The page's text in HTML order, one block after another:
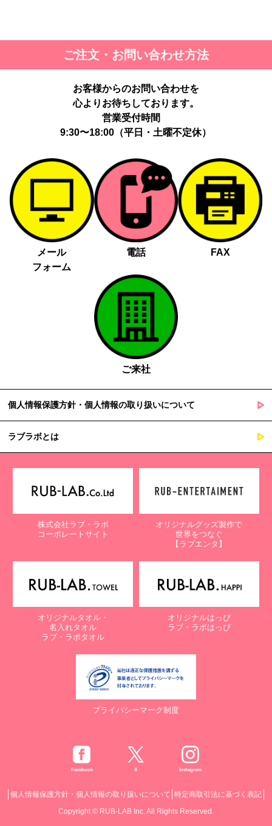
ご注文・お問い合わせ方法
お客様からのお問い合わせを
心よりお待ちしております。
営業受付時間
9:30〜18:00（平日・土曜不定休）
メール
フォーム
電話 FAX
ご来社
個人情報保護方針・個人情報の取り扱いについて
ラブラボとは
株式会社ラブ・ラボ
コーポレートサイト
オリジナルグッズ製作で
世界をつなぐ
【ラブエンタ】
オリジナルタオル・
名入れタオル
ラブ・ラボタオル
オリジナルはっぴ
ラブ・ラボはっぴ
プライバシーマーク制度
Facebook X Instagram
個人情報保護方針・個人情報の取り扱いについて 特定商取引法に基づく表記
Copyright © RUB-LAB Inc. All Rights Reserved.